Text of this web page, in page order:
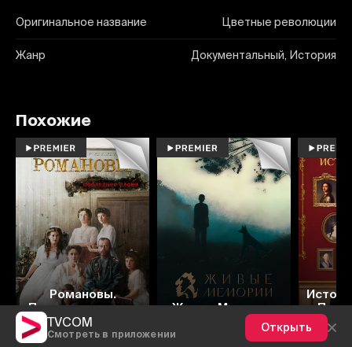
TVCOM
Смотреть в приложении
Открыть
Оригинальное название Цветные революции
Жанр Документальный, История
Похожие
Романовы.
Последнее слово
8.2
Живые Мемории